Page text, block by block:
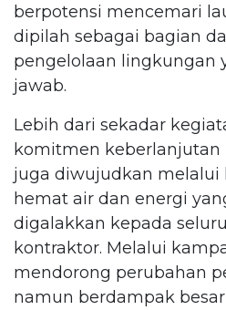
berpotensi mencemari
dipilah sebagai bagian
pengelolaan lingkungan
jawab.
Lebih dari sekadar
komitmen keberlanjutan
juga diwujudkan melalui
hemat air dan energi
digalakkan kepada
kontraktor. Melalui
mendorong perubahan
namun berdampak